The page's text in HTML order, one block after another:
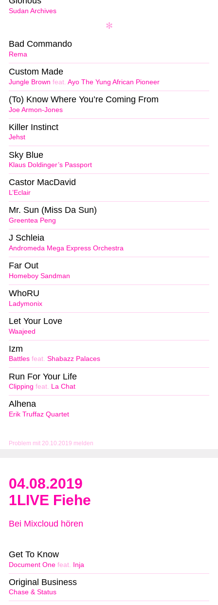
Problem mit 20.10.2019 melden
Sudan Archives
Rema
Bad Commando
Jungle Brown feat. Ayo The Yung African Pioneer
Custom Made
Joe Armon-Jones
(To) Know Where You’re Coming From
Jehst
Killer Instinct
Klaus Doldinger’s Passport
Sky Blue
L’Eclair
Castor MacDavid
Greentea Peng
Mr. Sun (Miss Da Sun)
Andromeda Mega Express Orchestra
J Schleia
Homeboy Sandman
Far Out
Ladymonix
WhoRU
Waajeed
Let Your Love
Battles feat. Shabazz Palaces
Izm
Clipping feat. La Chat
Run For Your Life
Erik Truffaz Quartet
Alhena
04.08.2019
1LIVE Fiehe
Bei Mixcloud hören
Document One feat. Inja
Get To Know
Chase & Status
Original Business